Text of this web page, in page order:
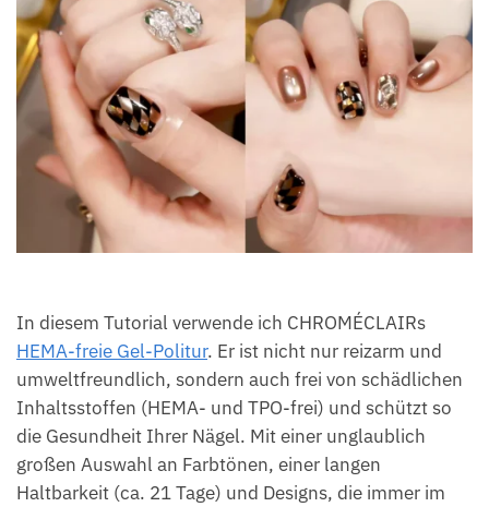
In diesem Tutorial verwende ich CHROMÉCLAIRs
HEMA-freie Gel-Politur. Er ist nicht nur reizarm und
umweltfreundlich, sondern auch frei von schädlichen
Inhaltsstoffen (HEMA- und TPO-frei) und schützt so
die Gesundheit Ihrer Nägel. Mit einer unglaublich
großen Auswahl an Farbtönen, einer langen
Haltbarkeit (ca. 21 Tage) und Designs, die immer im